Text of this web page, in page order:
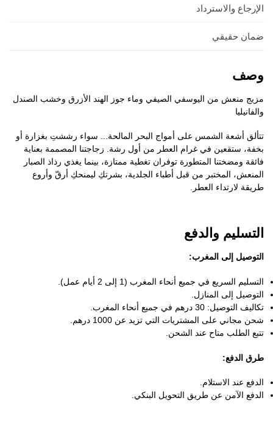
الإرجاع والاسترداد
ضمان حقيقي
وصف
مزيج منعش من اليوسفي الصيفي وماء جوز الهند الأزرق وخشب الصندل
والفانيليا
تتألق أشعة الشمس على أمواج البحر المالحة... سواء رششتِ بغزارة أو
بخفة، ستقعين في غرام العطر من أول رشة. زجاجتنا المصممة بعناية
فائقة ومضختنا المتطورة توفران تغطية ممتازة، بينما يغذي رذاذ الصبار
المنعش، المختبر من قبل أطباء الجلدية، بشرتكِ ليمنحكِ أرقّ وأروع
طريقة لارتداء العطر.
التسليم والدفع
التوصيل إلى المغرب:
التسليم السريع في جميع أنحاء المغرب (1 إلى 2 أيام عمل).
التوصيل إلى المنازل.
تكاليف التوصيل: 30 درهم في جميع أنحاء المغرب.
شحن مجاني على المشتريات التي تزيد عن 1000 درهم.
تتبع الطلب متاح عند الشحن.
طرق الدفع:
الدفع عند الاستلام.
الدفع الآمن عن طريق التحويل البنكي.